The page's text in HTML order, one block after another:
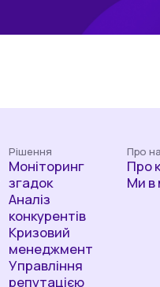
Рішення
Моніторинг
згадок
Аналіз
конкурентів
Кризовий
менеджмент
Управління
репутацією
Про
Про
Ми в